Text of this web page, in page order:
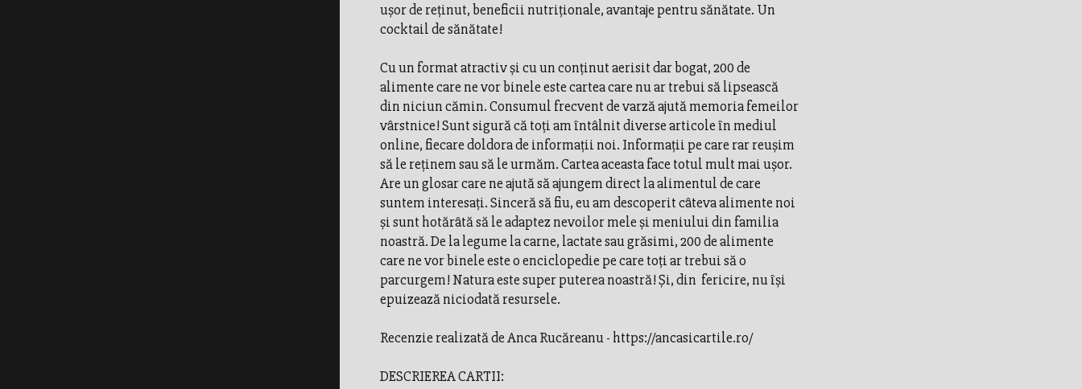
ușor de reținut, beneficii nutriționale, avantaje pentru sănătate. Un
cocktail de sănătate!
Cu un format atractiv și cu un conținut aerisit dar bogat, 200 de
alimente care ne vor binele este cartea care nu ar trebui să lipsească
din niciun cămin. Consumul frecvent de varză ajută memoria femeilor
vârstnice! Sunt sigură că toți am întâlnit diverse articole în mediul
online, fiecare doldora de informații noi. Informații pe care rar reușim
să le reținem sau să le urmăm. Cartea aceasta face totul mult mai ușor.
Are un glosar care ne ajută să ajungem direct la alimentul de care
suntem interesați. Sinceră să fiu, eu am descoperit câteva alimente noi
și sunt hotărâtă să le adaptez nevoilor mele și meniului din familia
noastră. De la legume la carne, lactate sau grăsimi, 200 de alimente
care ne vor binele este o enciclopedie pe care toți ar trebui să o
parcurgem! Natura este super puterea noastră! Și, din fericire, nu își
epuizează niciodată resursele.
Recenzie realizată de Anca Rucăreanu - https://ancasicartile.ro/
DESCRIEREA CARTII: